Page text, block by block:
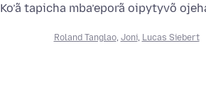
Ko’ã tapicha mba’eporã oipytyvõ
Roland Tanglao, Joni, Lucas Siebert